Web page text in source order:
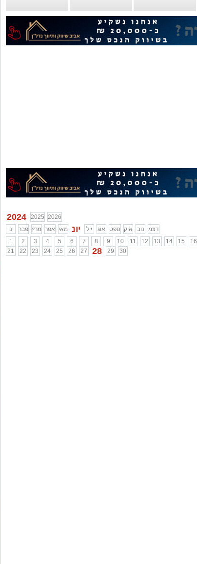
2024 2025 2026
ינו
פבר מרץ אפר מאי יונ יול אוג ספט אוק נוב
דצמ
1
2 3 4 5 6 7 8 9 10 11 12 13 14 15 16
21
22 23 24 25 26 27 28 29 30